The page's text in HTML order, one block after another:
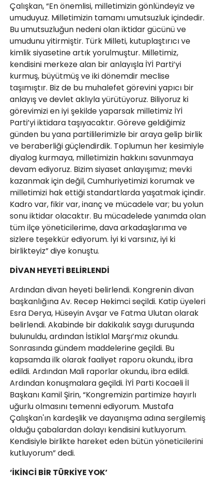
Çalışkan, “En önemlisi, milletimizin gönlündeyiz ve
umuduyuz. Milletimizin tamamı umutsuzluk içindedir.
Bu umutsuzluğun nedeni olan iktidar gücünü ve
umudunu yitirmiştir. Türk Milleti, kutuplaştırıcı ve
kimlik siyasetine artık yorulmuştur. Milletimiz,
kendisini merkeze alan bir anlayışla İYİ Parti’yi
kurmuş, büyütmüş ve iki dönemdir meclise
taşımıştır. Biz de bu muhalefet görevini yapıcı bir
anlayış ve devlet aklıyla yürütüyoruz. Biliyoruz ki
görevimizi en iyi şekilde yaparsak milletimiz İYİ
Parti’yi iktidara taşıyacaktır. Göreve geldiğimiz
günden bu yana partililerimizle bir araya gelip birlik
ve beraberliği güçlendirdik. Toplumun her kesimiyle
diyalog kurmaya, milletimizin hakkını savunmaya
devam ediyoruz. Bizim siyaset anlayışımız; mevki
kazanmak için değil, Cumhuriyetimizi korumak ve
milletimizi hak ettiği standartlarda yaşatmak içindir.
Kadro var, fikir var, inanç ve mücadele var; bu yolun
sonu iktidar olacaktır. Bu mücadelede yanımda olan
tüm ilçe yöneticilerime, dava arkadaşlarıma ve
sizlere teşekkür ediyorum. İyi ki varsınız, iyi ki
birlikteyiz” diye konuştu.
DİVAN HEYETİ BELİRLENDİ
Ardından divan heyeti belirlendi. Kongrenin divan
başkanlığına Av. Recep Hekimci seçildi. Katip üyeleri
Esra Derya, Hüseyin Avşar ve Fatma Ulutan olarak
belirlendi. Akabinde bir dakikalık saygı duruşunda
bulunuldu, ardından İstiklal Marşı’mız okundu.
Sonrasında gündem maddelerine geçildi. Bu
kapsamda ilk olarak faaliyet raporu okundu, ibra
edildi. Ardından Mali raporlar okundu, ibra edildi.
Ardından konuşmalara geçildi. İYİ Parti Kocaeli İl
Başkanı Kamil Şirin, “Kongremizin partimize hayırlı
uğurlu olmasını temenni ediyorum. Mustafa
Çalışkan'ın kardeşlik ve dayanışma adına sergilemiş
olduğu çabalardan dolayı kendisini kutluyorum.
Kendisiyle birlikte hareket eden bütün yöneticilerini
kutluyorum” dedi.
‘İKİNCİ BİR TÜRKİYE YOK’